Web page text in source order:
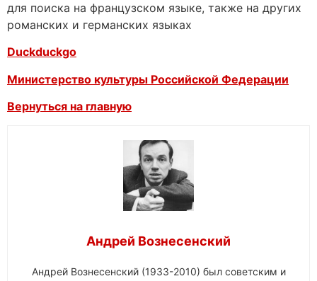
для поиска на французском языке, также на других
романских и германских языках
Duckduckgo
Министерство культуры Российской Федерации
Вернуться на главную
Андрей Вознесенский
Андрей Вознесенский (1933-2010) был советским и